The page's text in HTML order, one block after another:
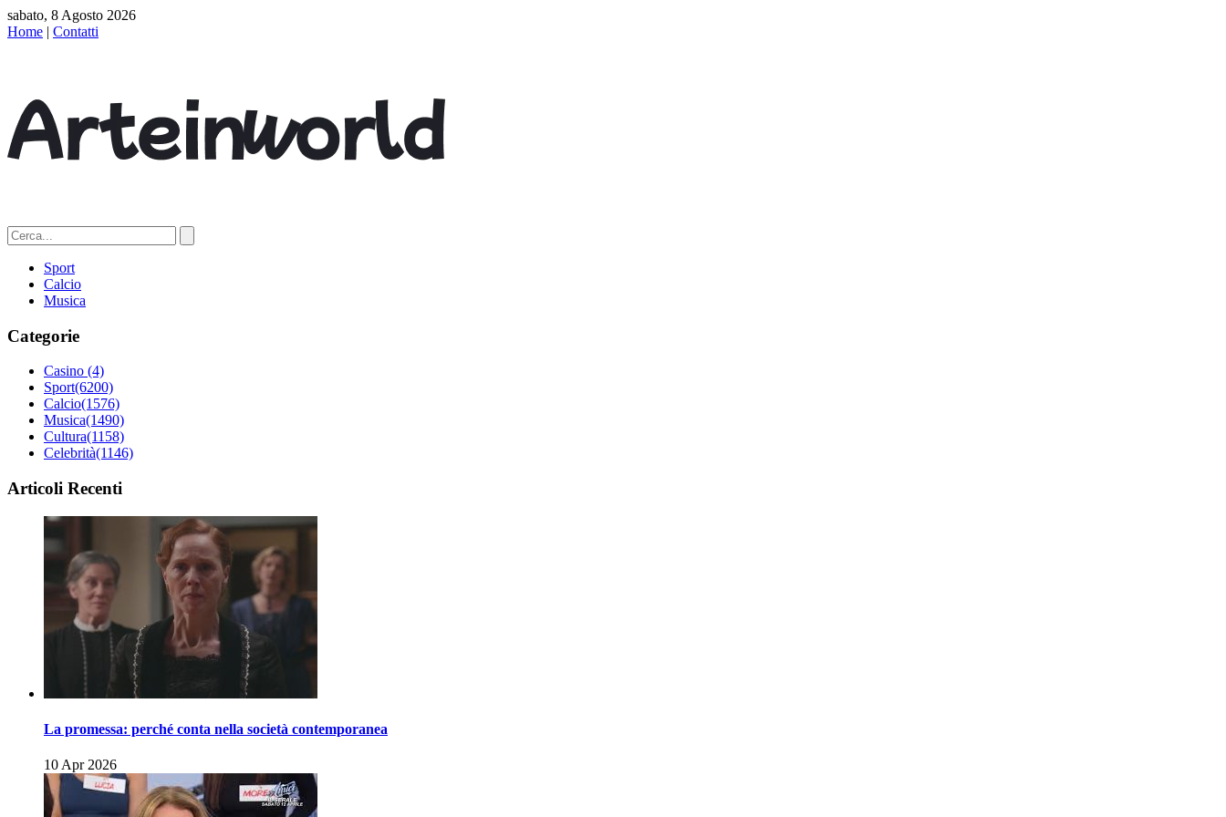
sabato, 8 Agosto 2026
Home | Contatti
Sport
Calcio
Musica
Categorie
Casino (4)
Sport(6200)
Calcio(1576)
Musica(1490)
Cultura(1158)
Celebrità(1146)
Articoli Recenti
La promessa: perché conta nella società contemporanea
10 Apr 2026